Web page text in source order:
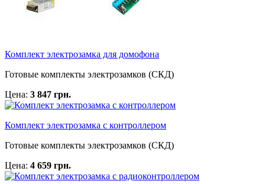
Комплект электрозамка для домофона
Готовые комплекты электрозамков (СКД)
Цена: 3 847 грн.
Комплект электрозамка с контроллером
Готовые комплекты электрозамков (СКД)
Цена: 4 659 грн.